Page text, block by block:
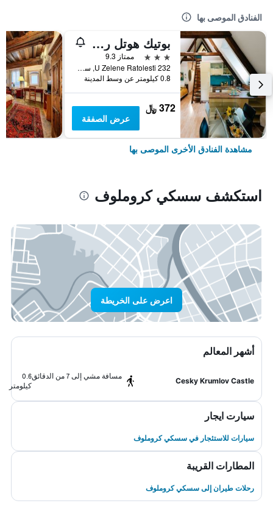
الفنادق الموصى بها
بوتيك هوتل رومانتيك
3 نجوم
ممتاز 9.3
U Zelene Ratolesti 232, سسكي كروملوف, منطقة جنوب بوهيميا, جمهورية التشيك
0.8 كيلومتر عن وسط المدينة
372 ﷼
عرض الصفقة
مشاهدة الفنادق الأخرى الموصى بها
استكشف سسكي كروملوف
اعرض على الخريطة
أشهر المعالم
Cesky Krumlov Castle
مسافة مشي إلى 7 من الدقائق
0.6
كيلومتر
سيارت ايجار
سيارات للاستئجار في سسكي كروملوف
المطارات القريبة
رحلات طيران إلى سسكي كروملوف